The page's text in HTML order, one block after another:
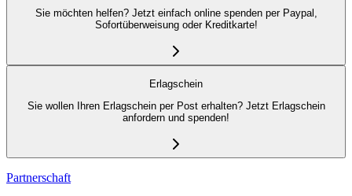
Sie möchten helfen? Jetzt einfach online spenden per Paypal,
Sofortüberweisung oder Kreditkarte!
Erlagschein
Sie wollen Ihren Erlagschein per Post erhalten? Jetzt Erlagschein
anfordern und spenden!
Partnerschaft